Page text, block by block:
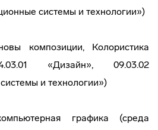
системы и технологии»)
композиции, Колористика
«Дизайн», 09.03.02
и технологии»)
графика (среда